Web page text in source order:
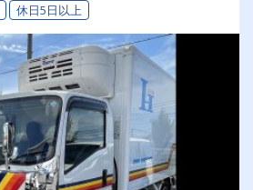
休日5日以上